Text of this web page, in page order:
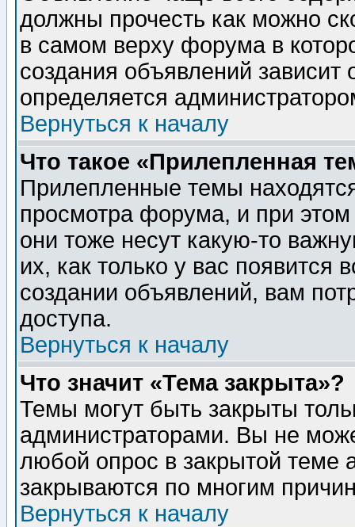
должны прочесть как можно
в самом верху форума в
создания объявлений зависит
определяется
Вернуться к началу
Что такое «Прилепленная
Прилепленные темы
просмотра форума, и при
они тоже несут какую-то
их, как только у вас появится
создании объявлений, вам
доступа.
Вернуться к началу
Что значит «Тема закрыта»?
Темы могут быть закрыты
администраторами. Вы не
любой опрос в закрытой теме
закрываются по многим
Вернуться к началу